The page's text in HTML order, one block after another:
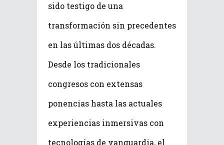
sido testigo de una
transformación sin precedentes
en las últimas dos décadas.
Desde los tradicionales
congresos con extensas
ponencias hasta las actuales
experiencias inmersivas con
tecnologías de vanguardia, el